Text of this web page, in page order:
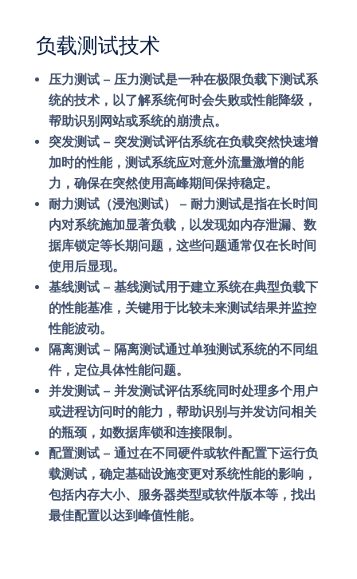
负载测试技术
压力测试– 压力测试是一种在极限负载下测试系
统的技术，以了解系统何时会失败或性能降级，
帮助识别网站或系统的崩溃点。
突发测试– 突发测试评估系统在负载突然快速增
加时的性能，测试系统应对意外流量激增的能
力，确保在突然使用高峰期间保持稳定。
耐力测试（浸泡测试）
– 耐力测试是指在长时间
内对系统施加显著负载，以发现如内存泄漏、数
据库锁定等长期问题，这些问题通常仅在长时间
使用后显现。
基线测试– 基线测试用于建立系统在典型负载下
的性能基准，关键用于比较未来测试结果并监控
性能波动。
隔离测试– 隔离测试通过单独测试系统的不同组
件，定位具体性能问题。
并发测试– 并发测试评估系统同时处理多个用户
或进程访问时的能力，帮助识别与并发访问相关
的瓶颈，如数据库锁和连接限制。
配置测试– 通过在不同硬件或软件配置下运行负
载测试，确定基础设施变更对系统性能的影响，
包括内存大小、服务器类型或软件版本等，找出
最佳配置以达到峰值性能。